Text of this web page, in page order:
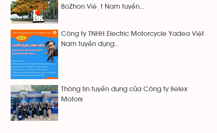
BoZhon Việt Nam tuyển...
Công ty TNHH Electric Motorcycle Yadea Việt
Nam tuyển dụng...
Thông tin tuyển dụng của Công ty Selex
Motors